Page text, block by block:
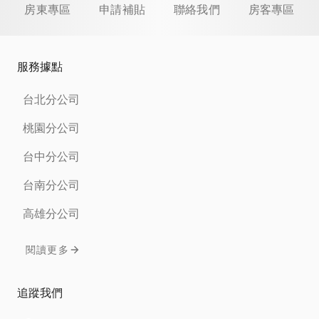
房東專區 申請補貼 聯絡我們 房客專區
服務據點
台北分公司
桃園分公司
台中分公司
台南分公司
高雄分公司
閱讀更多
追蹤我們